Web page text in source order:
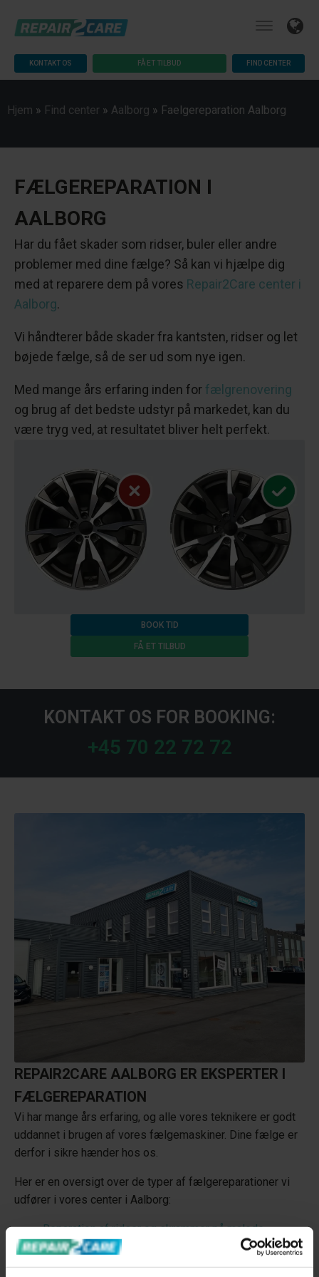
KONTAKT OS FÅ ET TILBUD FIND CENTER
Hjem » Find center » Aalborg » Faelgereparation Aalborg
FÆLGEREPARATION I
AALBORG
Har du fået skader som ridser, buler eller andre
problemer med dine fælge? Så kan vi hjælpe dig
med at reparere dem på vores Repair2Care center i
Aalborg.
Vi håndterer både skader fra kantsten, ridser og let
bøjede fælge, så de ser ud som nye igen.
Med mange års erfaring inden for fælgrenovering
og brug af det bedste udstyr på markedet, kan du
være tryg ved, at resultatet bliver helt perfekt.
BOOK TID
FÅ ET TILBUD
KONTAKT OS FOR BOOKING:
+45 70 22 72 72
REPAIR2CARE AALBORG ER EKSPERTER I
FÆLGEREPARATION
Vi har mange års erfaring, og alle vores teknikere er godt
uddannet i brugen af vores fælgemaskiner. Dine fælge er
derfor i sikre hænder hos os.
Her er en oversigt over de typer af fælgereparationer vi
udfører i vores center i Aalborg:
Reparation af ridser og skrammer på malede
alufælge
Reparation af ridser og skrammer på Diamond Cut